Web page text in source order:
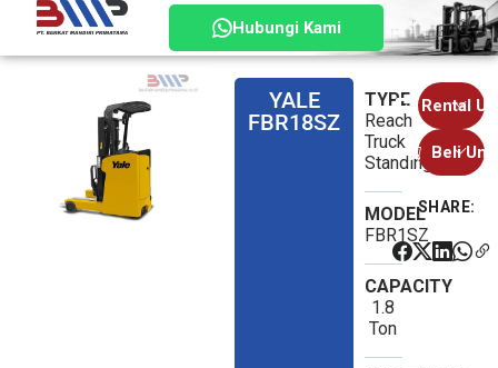
Hubungi Kami
YALE
FBR18SZ
TYPE
Reach
Truck
Standing
MODEL
FBR1SZ
CAPACITY
1.8
Ton
Rental
Sales
1
2
Beli Unit
1
Sales
2
SHARE: